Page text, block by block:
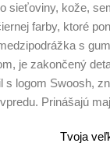
sieťoviny, kože,
farby, ktoré
s
je zakončený
s logom Swoosh,
Prinášajú
Tvoja